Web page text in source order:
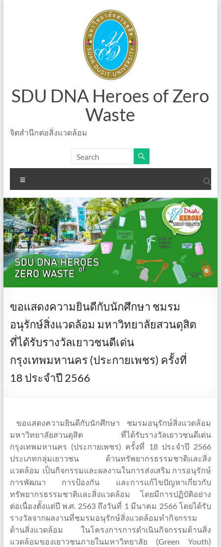
SDU DNA Heroes of Zero
Waste
จิตสำนึกต่อสิ่งแวดล้อม
ขอแสดงความยินดีกับนักศึกษา ชมรม
อนุรักษ์สิ่งแวดล้อม มหาวิทยาลัยสวนดุสิต
ที่ได้รับรางวัลเยาวชนดีเด่น
กรุงเทพมหานคร (ประกายเพชร) ครั้งที่
18 ประจำปี 2566
ขอแสดงความยินดีกับนักศึกษา ชมรมอนุรักษ์สิ่งแวดล้อม
มหาวิทยาลัยสวนดุสิต ที่ได้รับรางวัลเยาวชนดีเด่น
กรุงเทพมหานคร (ประกายเพชร) ครั้งที่ 18 ประจำปี 2566
ประเภทกลุ่มเยาวชน ด้านทรัพยากรธรรมชาติและสิ่ง
แวดล้อม เป็นกิจกรรมและผลงานในการส่งเสริม การอนุรักษ์
การพัฒนา การป้องกัน และการแก้ไขปัญหาเกี่ยวกับ
ทรัพยากรธรรมชาติและสิ่งแวดล้อม โดยมีการปฏิบัติอย่าง
ต่อเนื่องตั้งแต่ปี พ.ศ. 2563 ถึงวันที่ 1 มีนาคม 2566 โดยได้รับ
รางวัลจากผลงานที่ชมรมอนุรักษ์สิ่งแวดล้อมทำกิจกรรม
ด้านสิ่งแวดล้อม ในโครงการการดำเนินกิจกรรมด้านสิ่ง
แวดล้อมของเยาวชนภายในมหาวิทยาลัย (Green Youth)